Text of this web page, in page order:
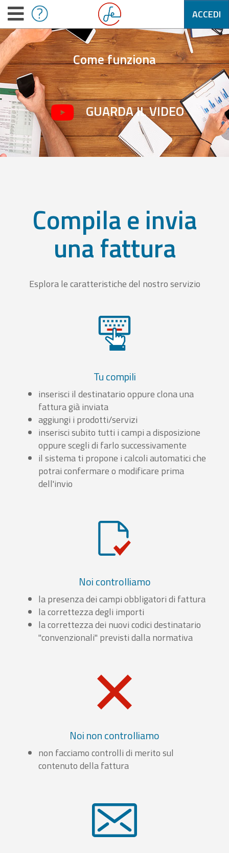
ACCEDI
Come funziona
GUARDA IL VIDEO
Compila e invia
una fattura
Esplora le caratteristiche del nostro servizio
Tu compili
inserisci il destinatario oppure clona una
fattura già inviata
aggiungi i prodotti/servizi
inserisci subito tutti i campi a disposizione
oppure scegli di farlo successivamente
il sistema ti propone i calcoli automatici che
potrai confermare o modificare prima
dell'invio
Noi controlliamo
la presenza dei campi obbligatori di fattura
la correttezza degli importi
la correttezza dei nuovi codici destinatario
"convenzionali" previsti dalla normativa
Noi non controlliamo
non facciamo controlli di merito sul
contenuto della fattura